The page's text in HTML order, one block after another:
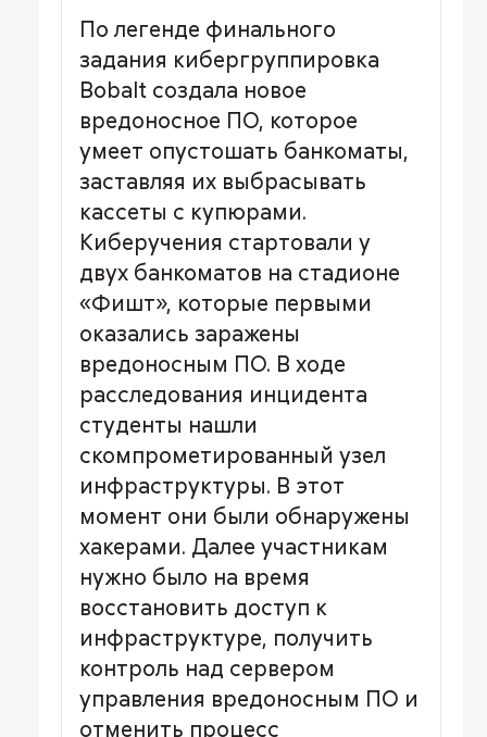
По легенде финального
задания кибергруппировка
Bobalt создала новое
вредоносное ПО, которое
умеет опустошать банкоматы,
заставляя их выбрасывать
кассеты с купюрами.
Киберучения стартовали у
двух банкоматов на стадионе
«Фишт», которые первыми
оказались заражены
вредоносным ПО. В ходе
расследования инцидента
студенты нашли
скомпрометированный узел
инфраструктуры. В этот
момент они были обнаружены
хакерами. Далее участникам
нужно было на время
восстановить доступ к
инфраструктуре, получить
контроль над сервером
управления вредоносным ПО и
отменить процесс